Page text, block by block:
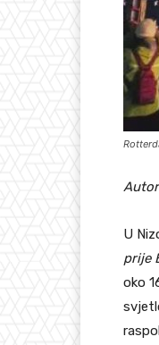
U
prije
oko